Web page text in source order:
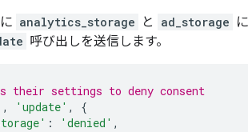
analytics_storage と ad_storage
呼び出しを送信します。
their settings to deny consent
, 'update' ,
{
: 'denied' ,